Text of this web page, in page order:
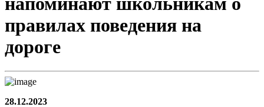
правилах поведения на
дороге
28.12.2023